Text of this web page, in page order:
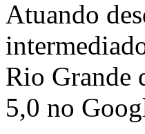
Atuando
Rio Grande
5,0 no